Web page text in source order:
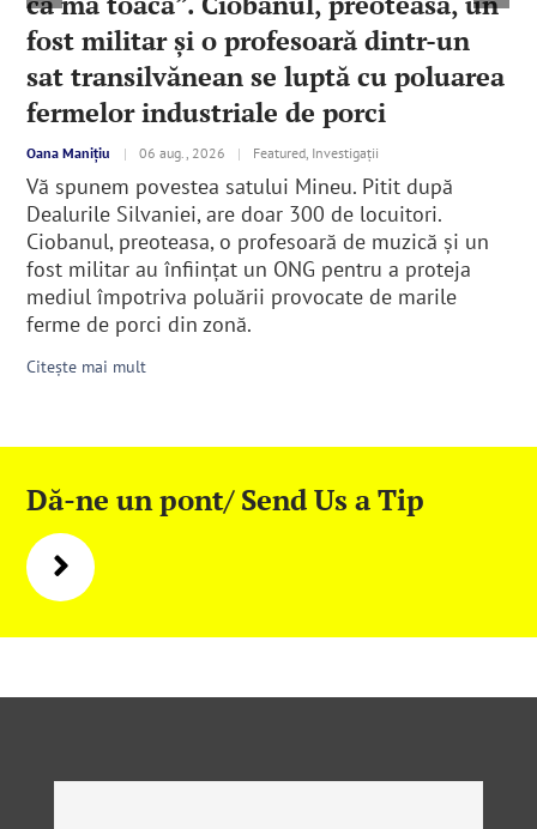
fost militar şi o profesoară dintr-un
sat transilvănean se luptă cu poluarea
fermelor industriale de porci
Oana Manițiu | 06 aug., 2026 | Featured, Investigații
Vă spunem povestea satului Mineu. Pitit după
Dealurile Silvaniei, are doar 300 de locuitori.
Ciobanul, preoteasa, o profesoară de muzică şi un
fost militar au înfiinţat un ONG pentru a proteja
mediul împotriva poluării provocate de marile
ferme de porci din zonă.
Citește mai mult
Dă-ne un pont/ Send Us a Tip